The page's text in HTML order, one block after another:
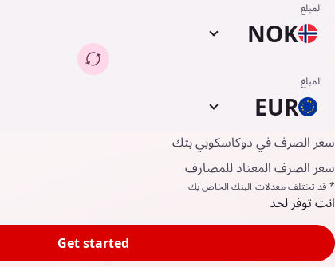
المبلغ
NOK
المبلغ
EUR
سعر الصرف في دوكاسكوبي بتك
سعر الصرف المعتاد للمصارف
* قد تختلف معدلات البنك الخاص بك
انت توفر لحد
Get started